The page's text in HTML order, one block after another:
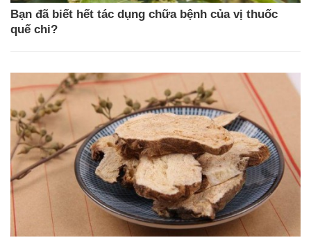
Bạn đã biết hết tác dụng chữa bệnh của vị thuốc
quế chi?